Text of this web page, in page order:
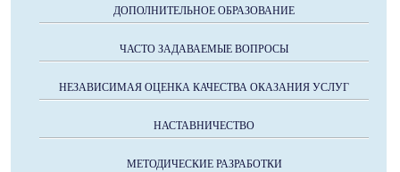
ДОПОЛНИТЕЛЬНОЕ ОБРАЗОВАНИЕ
ЧАСТО ЗАДАВАЕМЫЕ ВОПРОСЫ
НЕЗАВИСИМАЯ ОЦЕНКА КАЧЕСТВА ОКАЗАНИЯ УСЛУГ
НАСТАВНИЧЕСТВО
МЕТОДИЧЕСКИЕ РАЗРАБОТКИ